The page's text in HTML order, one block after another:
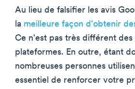
Au lieu de falsifier les avis
la meilleure façon d'obtenir
Ce n'est pas très différent des
plateformes. En outre, étant
nombreuses personnes
essentiel de renforcer votre